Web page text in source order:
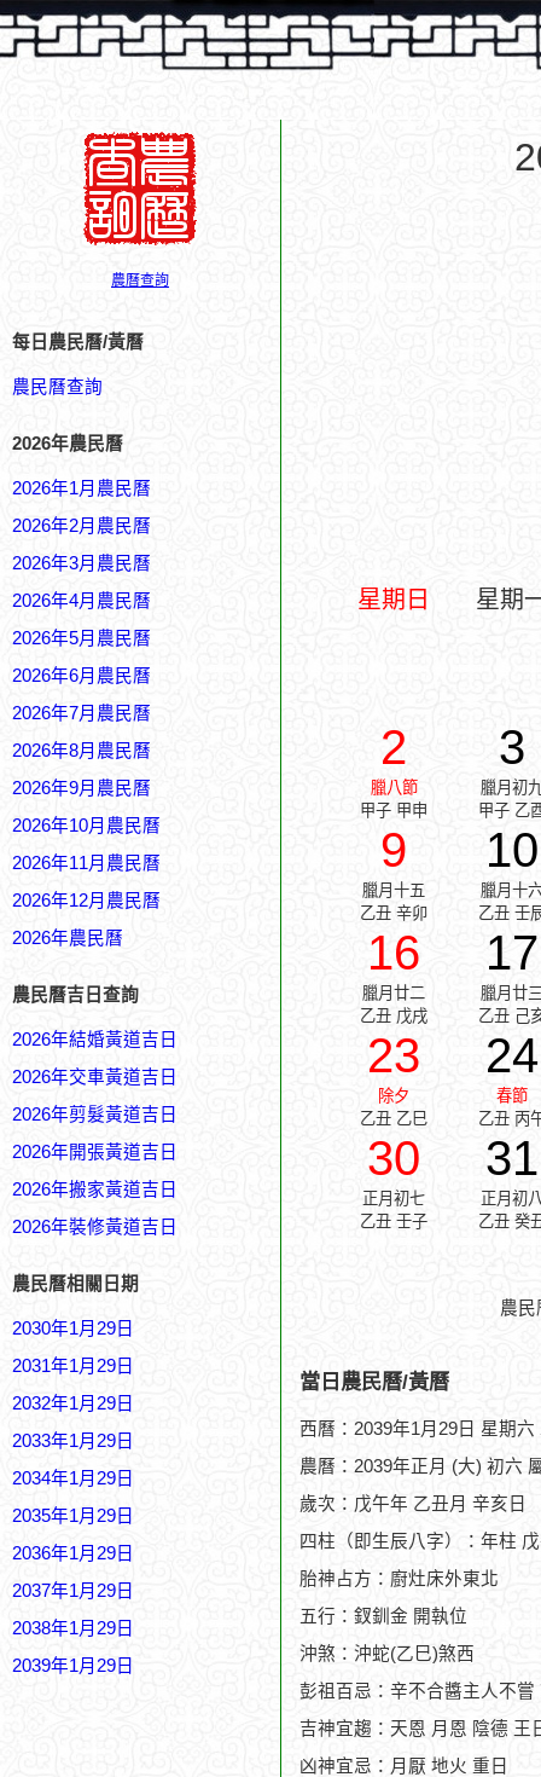
農曆查詢
每日農民曆/黃曆
農民曆查詢
2026年農民曆
2026年1月農民曆
2026年2月農民曆
2026年3月農民曆
2026年4月農民曆
2026年5月農民曆
2026年6月農民曆
2026年7月農民曆
2026年8月農民曆
2026年9月農民曆
2026年10月農民曆
2026年11月農民曆
2026年12月農民曆
2026年農民曆
農民曆吉日查詢
2026年結婚黃道吉日
2026年交車黃道吉日
2026年剪髮黃道吉日
2026年開張黃道吉日
2026年搬家黃道吉日
2026年裝修黃道吉日
農民曆相關日期
2030年1月29日
2031年1月29日
2032年1月29日
2033年1月29日
2034年1月29日
2035年1月29日
2036年1月29日
2037年1月29日
2038年1月29日
2039年1月29日
星期日 星期
2
臘八節
甲子 甲申
3
臘月初
甲子 乙
9
臘月十五
乙丑 辛卯
10
臘月十
乙丑 壬
16
臘月廿二
乙丑 戊戌
17
臘月廿
乙丑 己
23
除夕
乙丑 乙巳
24
春節
乙丑 丙
30
正月初七
乙丑 壬子
31
正月初
乙丑 癸
農
當日農民曆/黃曆
西曆：2039年1月29日 星期六
農曆：2039年正月 (大) 初六
歲次：戊午年 乙丑月 辛亥日
四柱（即生辰八字）：年柱
胎神占方：廚灶床外東北
五行：釵釧金 開執位
沖煞：沖蛇(乙巳)煞西
彭祖百忌：辛不合醬主人不
吉神宜趨：天恩 月恩 陰德 王
凶神宜忌：月厭 地火 重日